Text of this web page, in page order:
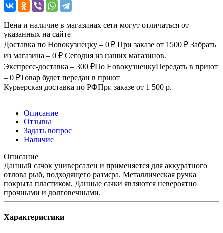
Цена и наличие в магазинах сети могут отличаться от
указанных на сайте
Доставка по Новокузнецку – 0 ₽ При заказе от 1500 ₽ Забрать
из магазина – 0 ₽ Сегодня из наших магазинов.
Экспресс-доставка – 300 ₽По НовокузнецкуПередать в приют
– 0 ₽Товар будет передан в приют
Курьерская доставка по РФПри заказе от 1 500 р.
Описание
Отзывы
Задать вопрос
Наличие
Описание
Данный сачок универсален и применяется для аккуратного
отлова рыб, подходящего размера. Металлическая ручка
покрыта пластиком. Данные сачки являются невероятно
прочными и долговечными.
Характеристики